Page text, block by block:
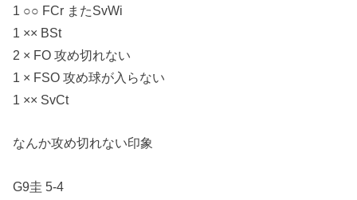
1 ○○ FCr またSvWi
1 ×× BSt
2 × FO 攻め切れない
1 × FSO 攻め球が入らない
1 ×× SvCt
なんか攻め切れない印象
G9圭 5-4